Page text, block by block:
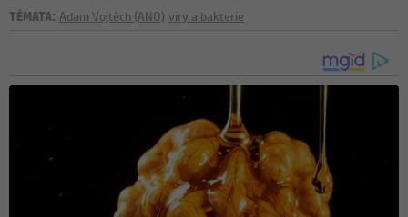
TÉMATA: Adam Vojtěch (ANO) viry a bakterie